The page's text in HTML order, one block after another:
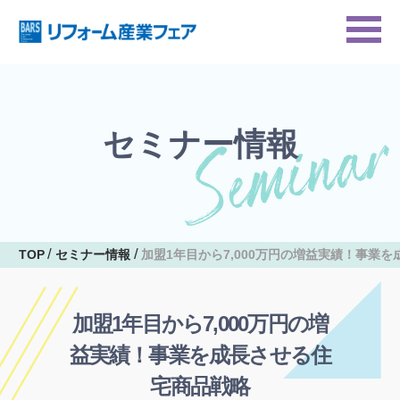
セミナー情報
TOP セミナー情報 加盟1年目から7,000万円の増益実績！事業を
加盟1年目から7,000万円の増
益実績！事業を成長させる住
宅商品戦略